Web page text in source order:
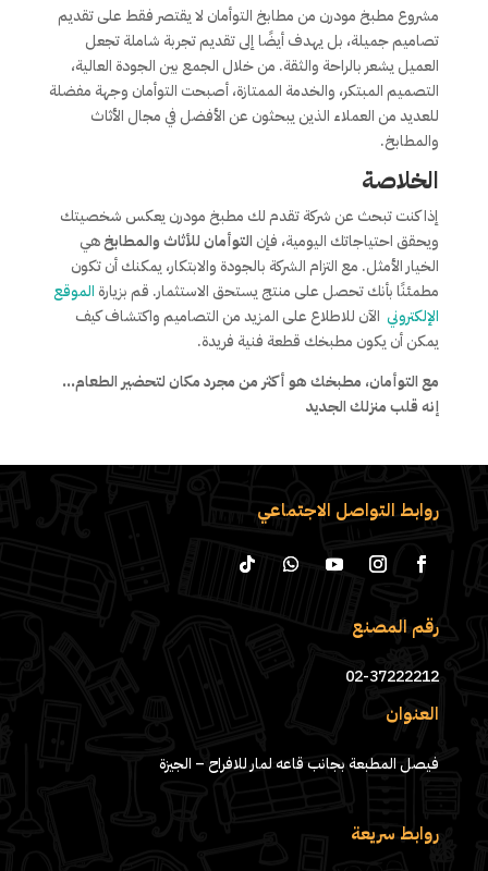
مشروع مطبخ مودرن من مطابخ التوأمان لا يقتصر فقط على تقديم
تصاميم جميلة، بل يهدف أيضًا إلى تقديم تجربة شاملة تجعل
العميل يشعر بالراحة والثقة. من خلال الجمع بين الجودة العالية،
التصميم المبتكر، والخدمة الممتازة، أصبحت التوأمان وجهة مفضلة
للعديد من العملاء الذين يبحثون عن الأفضل في مجال الأثاث
والمطابخ.
الخلاصة
إذا كنت تبحث عن شركة تقدم لك مطبخ مودرن يعكس شخصيتك
ويحقق احتياجاتك اليومية، فإن التوأمان للأثاث والمطابخهي
الخيار الأمثل. مع التزام الشركة بالجودة والابتكار، يمكنك أن تكون
مطمئنًا بأنك تحصل على منتج يستحق الاستثمار. قم بزيارة الموقع
الإلكترونيالآن للاطلاع على المزيد من التصاميم واكتشاف كيف
يمكن أن يكون مطبخك قطعة فنية فريدة.
مع التوأمان، مطبخك هو أكثر من مجرد مكان لتحضير الطعام…
إنه قلب منزلك الجديد
روابط التواصل الاجتماعي
رقم المصنع
02-37222212
العنوان
فيصل المطبعة بجانب قاعه لمار للافراح – الجيزة
روابط سريعة